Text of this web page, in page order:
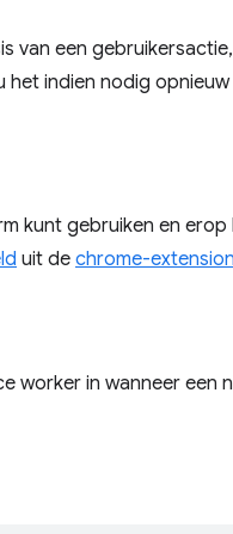
van een
indien nodig
kunt gebruiken en
uit de chrome-
worker in wanneer een